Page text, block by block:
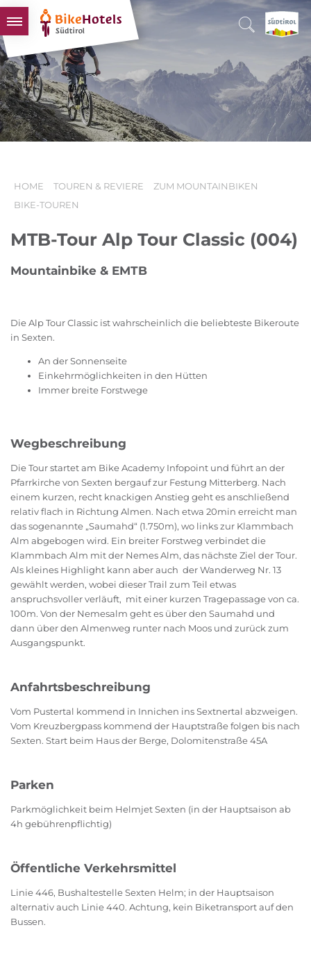
BIKEHOTELS
HOTELS & PAKETE
TOUREN & REVIERE
SÜDTIROL & WIR
HOME TOUREN & REVIERE
ZUM MOUNTAINBIKEN
BIKE-TOUREN
MTB-Tour Alp Tour Classic (004)
Mountainbike & EMTB
Die Alp Tour Classic ist wahrscheinlich die beliebteste Bikeroute
in Sexten.
An der Sonnenseite
Einkehrmöglichkeiten in den Hütten
Immer breite Forstwege
Wegbeschreibung
Die Tour startet am Bike Academy Infopoint und führt an der
Pfarrkirche von Sexten bergauf zur Festung Mitterberg. Nach
einem kurzen, recht knackigen Anstieg geht es anschließend
relativ flach in Richtung Almen. Nach etwa 20min erreicht man
das sogenannte „Saumahd“ (1.750m), wo links zur Klammbach
Alm abgebogen wird. Ein breiter Forstweg verbindet die
Klammbach Alm mit der Nemes Alm, das nächste Ziel der Tour.
Als kleines Highlight kann aber auch der Wanderweg Nr. 13
gewählt werden, wobei dieser Trail zum Teil etwas
anspruchsvoller verläuft, mit einer kurzen Tragepassage von ca.
100m. Von der Nemesalm geht es über den Saumahd und
dann über den Almenweg runter nach Moos und zurück zum
Ausgangspunkt.
Anfahrtsbeschreibung
Vom Pustertal kommend in Innichen ins Sextnertal abzweigen.
Vom Kreuzbergpass kommend der Hauptstraße folgen bis nach
Sexten. Start beim Haus der Berge, Dolomitenstraße 45A
Parken
Parkmöglichkeit beim Helmjet Sexten (in der Hauptsaison ab
4h gebührenpflichtig)
Öffentliche Verkehrsmittel
Linie 446, Bushaltestelle Sexten Helm; in der Hauptsaison
alternativ auch Linie 440. Achtung, kein Biketransport auf den
Bussen.